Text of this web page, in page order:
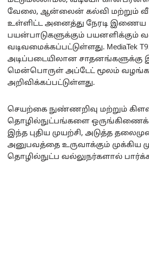
வேலை, ஆன்லைன் கல்வி மற்றும்
உள்ளிட்ட அனைத்து நேரடி இணைய
பயன்பாடுகளுக்கும் பயனளிக்கும்
வடிவமைக்கப்பட்டுள்ளது. MediaTek
அடிப்படையிலான சாதனங்களுக்கு
மென்பொருள் அப்டேட் மூலம்
அறிவிக்கப்பட்டுள்ளது.
செயற்கை நுண்ணறிவு மற்றும்
தொழில்நுட்பங்களை
இந்த புதிய முயற்சி, அடுத்த
அனுபவத்தை உருவாக்கும் முக்கிய
தொழில்நுட்ப வல்லுநர்களால்